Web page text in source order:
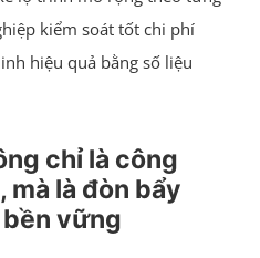
kiểm soát tốt chi phí
hiệu quả bằng số liệu
chỉ là công
mà là đòn bẩy
vững